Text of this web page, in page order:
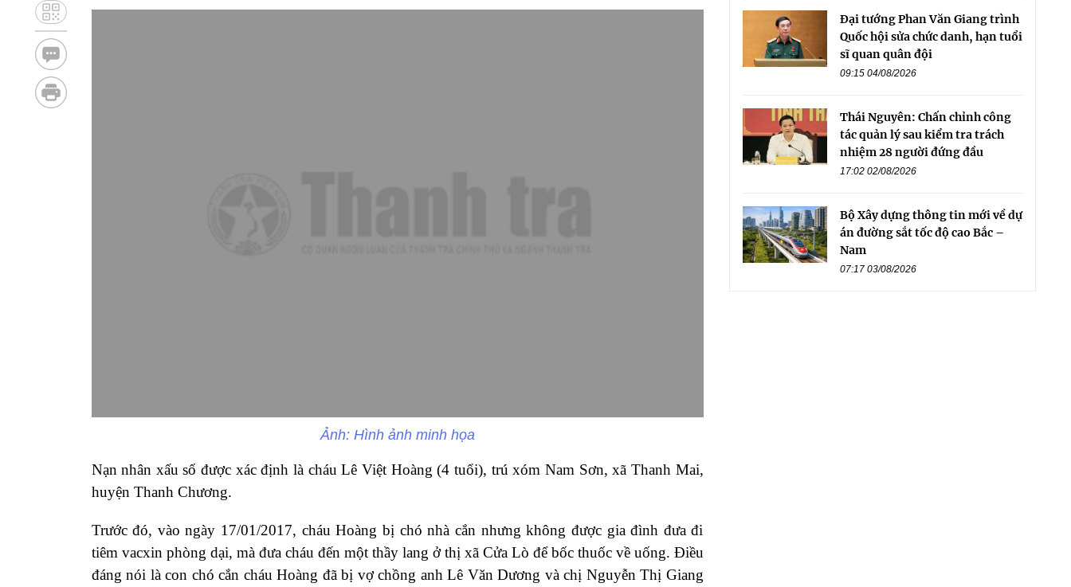
Ảnh: Hình ảnh minh họa
Nạn nhân xấu số được xác định là cháu Lê Việt Hoàng (4 tuổi), trú xóm Nam Sơn, xã Thanh Mai,
huyện Thanh Chương.
Trước đó, vào ngày 17/01/2017, cháu Hoàng bị chó nhà cắn nhưng không được gia đình đưa đi
tiêm vacxin phòng dại, mà đưa cháu đến một thầy lang ở thị xã Cửa Lò để bốc thuốc về uống. Điều
đáng nói là con chó cắn cháu Hoàng đã bị vợ chồng anh Lê Văn Dương và chị Nguyễn Thị Giang
Đại tướng Phan Văn Giang trình
Quốc hội sửa chức danh, hạn tuổi
sĩ quan quân đội
09:15 04/08/2026
Thái Nguyên: Chấn chỉnh công
tác quản lý sau kiểm tra trách
nhiệm 28 người đứng đầu
17:02 02/08/2026
Bộ Xây dựng thông tin mới về dự
án đường sắt tốc độ cao Bắc –
Nam
07:17 03/08/2026